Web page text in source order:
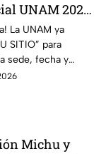
UNAM 2026:
tu sede,
La UNAM ya
SITIO” para
sede, fecha y
Control
Michu y